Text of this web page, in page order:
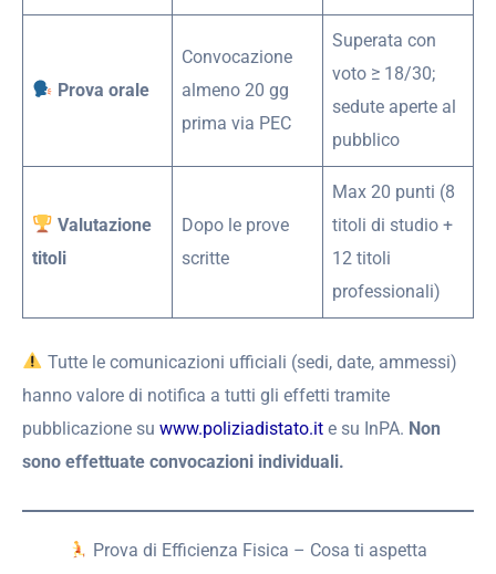
Prova orale
Convocazione
almeno 20 gg
prima via PEC
Superata con
voto ≥ 18/30;
sedute aperte al
pubblico
Valutazione
titoli
Dopo le prove
scritte
Max 20 punti (8
titoli di studio +
12 titoli
professionali)
Tutte le comunicazioni ufficiali (sedi, date, ammessi)
hanno valore di notifica a tutti gli effetti tramite
pubblicazione su www.poliziadistato.it e su InPA. Non
sono effettuate convocazioni individuali.
Prova di Efficienza Fisica – Cosa ti aspetta